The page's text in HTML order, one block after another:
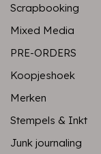
Scrapbooking
Mixed Media
PRE-ORDERS
Koopjeshoek
Merken
Stempels & Inkt
Junk journaling